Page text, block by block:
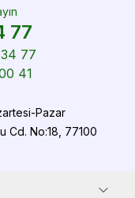
77
77
41
Pazar
Cd. No:18, 77100